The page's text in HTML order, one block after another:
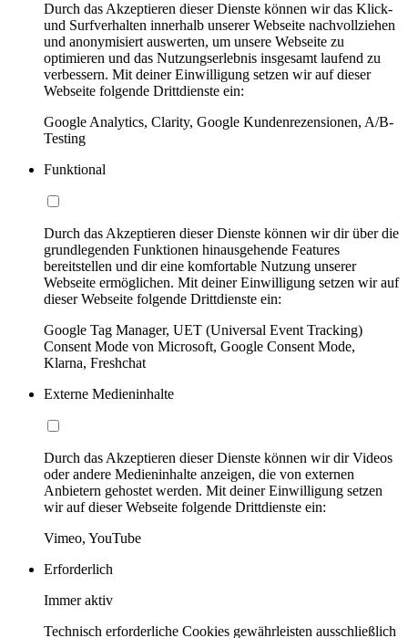
Durch das Akzeptieren dieser Dienste können wir das Klick-
und Surfverhalten innerhalb unserer Webseite nachvollziehen
und anonymisiert auswerten, um unsere Webseite zu
optimieren und das Nutzungserlebnis insgesamt laufend zu
verbessern. Mit deiner Einwilligung setzen wir auf dieser
Webseite folgende Drittdienste ein:
Google Analytics, Clarity, Google Kundenrezensionen, A/B-
Testing
Funktional
Durch das Akzeptieren dieser Dienste können wir dir über die
grundlegenden Funktionen hinausgehende Features
bereitstellen und dir eine komfortable Nutzung unserer
Webseite ermöglichen. Mit deiner Einwilligung setzen wir auf
dieser Webseite folgende Drittdienste ein:
Google Tag Manager, UET (Universal Event Tracking)
Consent Mode von Microsoft, Google Consent Mode,
Klarna, Freshchat
Externe Medieninhalte
Durch das Akzeptieren dieser Dienste können wir dir Videos
oder andere Medieninhalte anzeigen, die von externen
Anbietern gehostet werden. Mit deiner Einwilligung setzen
wir auf dieser Webseite folgende Drittdienste ein:
Vimeo, YouTube
Erforderlich
Immer aktiv
Technisch erforderliche Cookies gewährleisten ausschließlich